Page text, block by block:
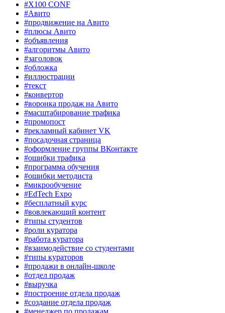
#X100 CONF
#Авито
#продвижение на Авито
#плюсы Авито
#объявления
#алгоритмы Авито
#заголовок
#обложка
#иллюстрации
#текст
#конвертор
#воронка продаж на Авито
#масштабирование трафика
#промопост
#рекламный кабинет VK
#посадочная страница
#оформление группы ВКонтакте
#ошибки трафика
#программа обучения
#ошибки методиста
#микрообучение
#EdTech Expo
#бесплатный курс
#вовлекающий контент
#типы студентов
#роли куратора
#работа куратора
#взаимодействие со студентами
#типы кураторов
#продажи в онлайн-школе
#отдел продаж
#выручка
#построение отдела продаж
#создание отдела продаж
#менеджер по продажам